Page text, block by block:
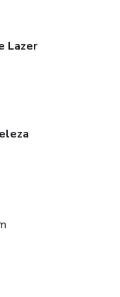
Lazer